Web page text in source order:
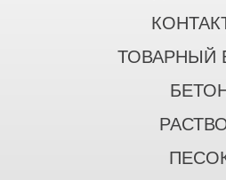
ТОВАРНЫЙ